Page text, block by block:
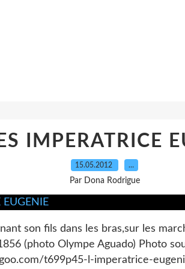
IMPERATRICE
15.05.2012 …
Par Dona Rodrigue
son fils dans les bras,sur les
(photo Olympe Aguado) Photo
t699p45-l-imperatrice-